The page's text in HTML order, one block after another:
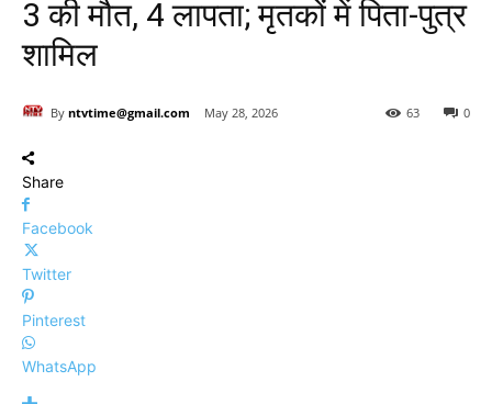
3 की मौत, 4 लापता; मृतकों में पिता-पुत्र
शामिल
By ntvtime@gmail.com May 28, 2026 0
63
Share
Facebook
Twitter
Pinterest
WhatsApp